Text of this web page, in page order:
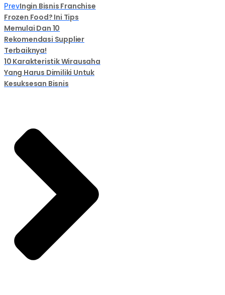
PrevIngin Bisnis Franchise
Frozen Food? Ini Tips
Memulai Dan 10
Rekomendasi Supplier
Terbaiknya!
10 Karakteristik Wirausaha
Yang Harus Dimiliki Untuk
Kesuksesan Bisnis